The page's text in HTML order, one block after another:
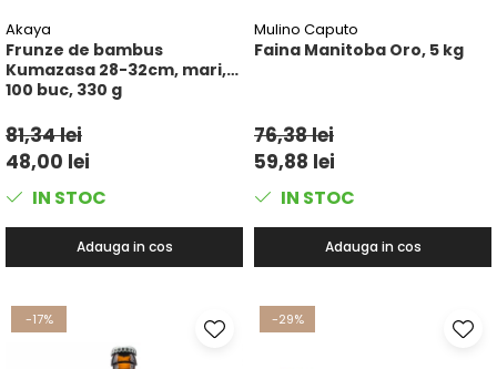
Akaya
Frunze de bambus
Kumazasa 28-32cm, mari,
100 buc, 330 g
81,34 lei
48,00 lei
IN STOC
Adauga in cos
Mulino Caputo
Faina Manitoba Oro, 5 kg
76,38 lei
59,88 lei
IN STOC
Adauga in cos
-17% -29%